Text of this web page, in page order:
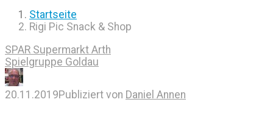
Startseite
Rigi Pic Snack & Shop
SPAR Supermarkt Arth
Spielgruppe Goldau
20.11.2019Publiziert von Daniel Annen